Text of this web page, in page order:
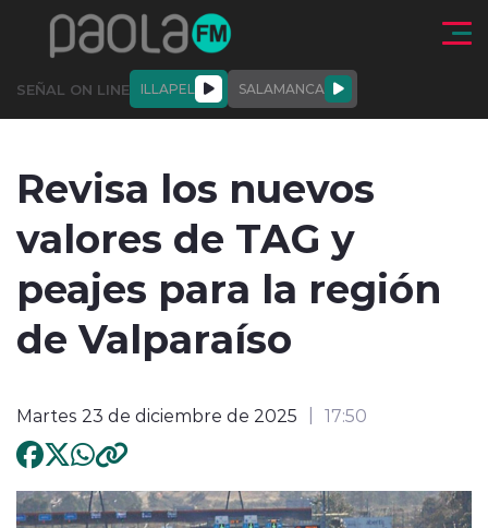
Click acá para ir directamente al contenido
SEÑAL ON LINE ILLAPEL SALAMANCA
ACTUALIDAD
modo claro
Revisa los nuevos
valores de TAG y
peajes para la región
de Valparaíso
Martes 23 de diciembre de 2025 17:50